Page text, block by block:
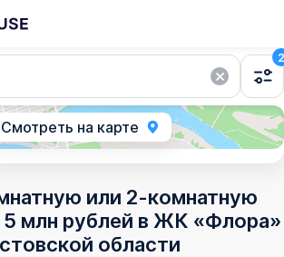
2
Смотреть на карте
или 2-комнатную
5 млн рублей в ЖК «Флора»
области